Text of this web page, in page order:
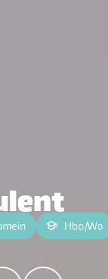
Hbo|Wo